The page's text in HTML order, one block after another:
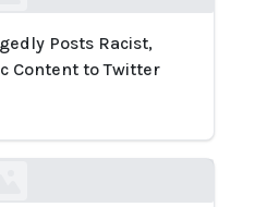
Posts Racist,
Content to Twitter